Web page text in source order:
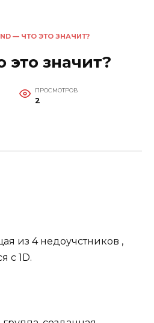
— ЧТО ЭТО ЗНАЧИТ?
это значит?
ПРОСМОТРОВ
2
из 4 недоучстников ,
с 1D.